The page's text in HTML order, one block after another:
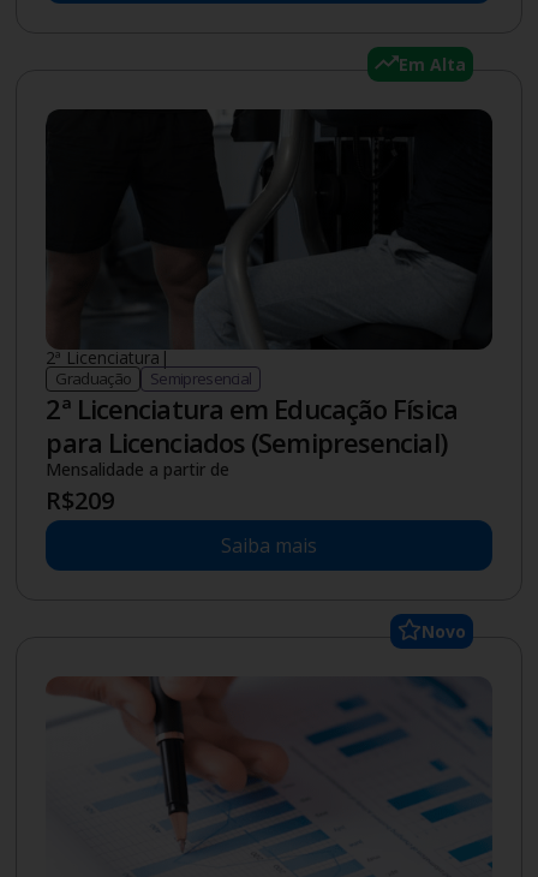
Em Alta
2ª Licenciatura|
Graduação Semipresencial
2ª Licenciatura em Educação Física
para Licenciados (Semipresencial)
Mensalidade a partir de
R$209
Saiba mais
Novo